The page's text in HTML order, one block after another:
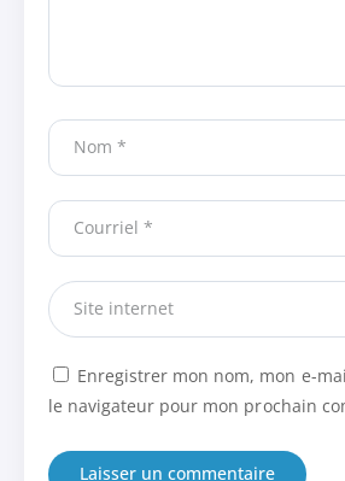
Enregistrer mon nom, mon e-
le navigateur pour mon prochain